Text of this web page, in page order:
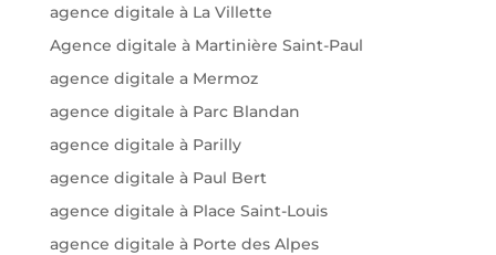
agence digitale à La Villette
Agence digitale à Martinière Saint-Paul
agence digitale a Mermoz
agence digitale à Parc Blandan
agence digitale à Parilly
agence digitale à Paul Bert
agence digitale à Place Saint-Louis
agence digitale à Porte des Alpes